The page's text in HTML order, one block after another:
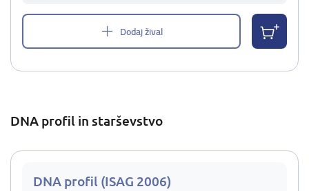
Dodaj žival
DNA profil in starševstvo
DNA profil (ISAG 2006)